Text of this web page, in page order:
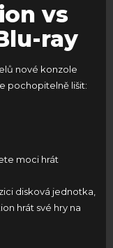
vs
ray
nové konzole
pochopitelně lišit:
moci hrát
disková jednotka,
hrát své hry na